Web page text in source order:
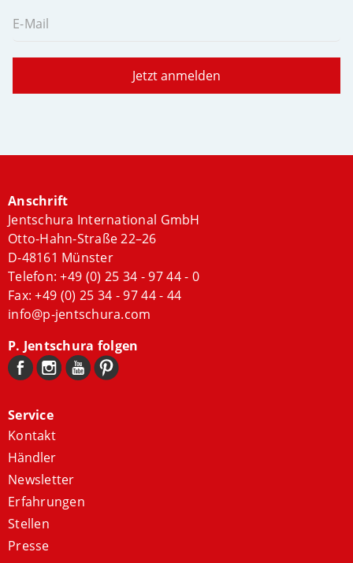
E-Mail
Jetzt anmelden
Anschrift
Jentschura International GmbH
Otto-Hahn-Straße 22–26
D-48161 Münster
Telefon:+49 (0) 25 34 - 97 44 - 0
Fax: +49 (0) 25 34 - 97 44 - 44
info@p-jentschura.com
P. Jentschura folgen
Service
Kontakt
Händler
Newsletter
Erfahrungen
Stellen
Presse